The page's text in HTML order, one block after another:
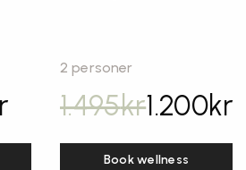
2 personer
1.495kr1.200kr
Book wellness